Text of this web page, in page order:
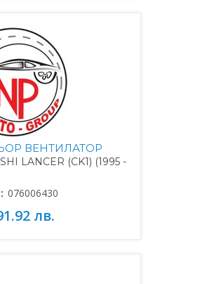
ВЕНТИЛАТОР
LANCER (CK1) (1995 -
076006430
лв.